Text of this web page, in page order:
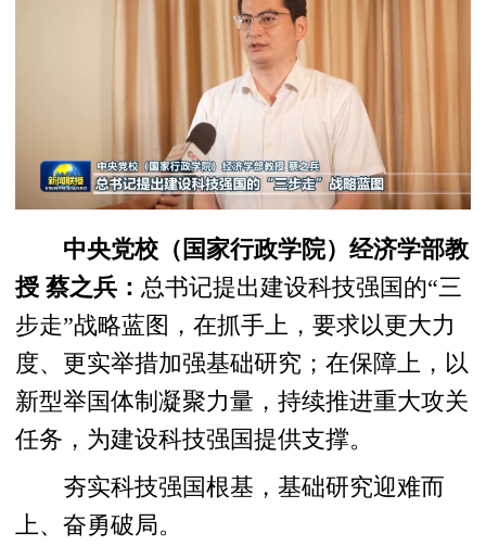
中央党校（国家行政学院）经济学部教
授 蔡之兵： 总书记提出建设科技强国的“三
步走”战略蓝图，在抓手上，要求以更大力
度、更实举措加强基础研究；在保障上，以
新型举国体制凝聚力量，持续推进重大攻关
任务，为建设科技强国提供支撑。
夯实科技强国根基，基础研究迎难而
上、奋勇破局。